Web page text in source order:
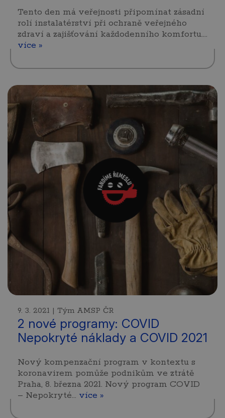
Tento den má veřejnosti připomínat zásadní
rolí instalatérství při ochraně veřejného
zdraví a zajišťování každodenního komfortu.…
více »
9. 3. 2021 | Tým AMSP ČR
2 nové programy: COVID
Nepokryté náklady a COVID 2021
Nový kompenzační program v kontextu s
koronavirem pomůže podnikům ve ztrátě
Praha, 8. března 2021. Nový program COVID
– Nepokryté… více »